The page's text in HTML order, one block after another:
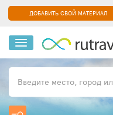
ДОБАВИТЬ СВОЙ МАТЕРИАЛ
Введите место, город